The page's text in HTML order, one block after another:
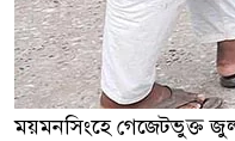
ময়মনসিংহে গেজেটভুক্ত